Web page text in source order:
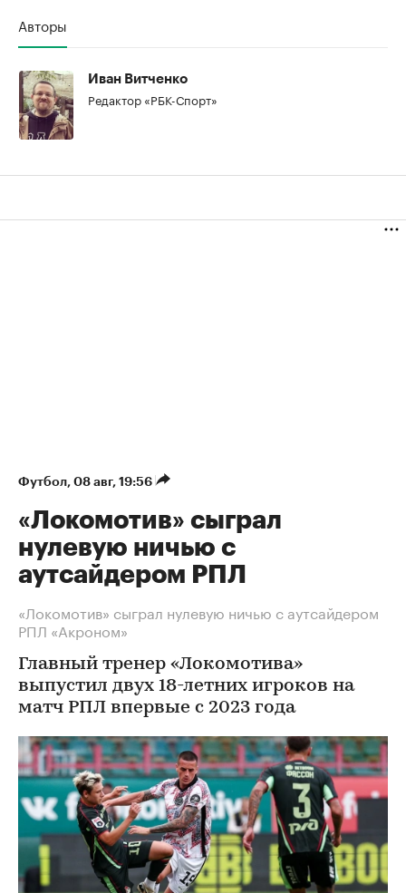
00:00 / 00:00
Авторы
Иван Витченко
Редактор «РБК-Спорт»
Футбол 08 авг, 19:56
«Локомотив» сыграл
нулевую ничью с
аутсайдером РПЛ
«Локомотив» сыграл нулевую ничью с аутсайдером
РПЛ «Акроном»
Главный тренер «Локомотива»
выпустил двух 18-летних игроков на
матч РПЛ впервые с 2023 года